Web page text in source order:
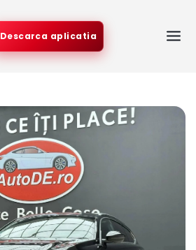
Descarca aplicatia